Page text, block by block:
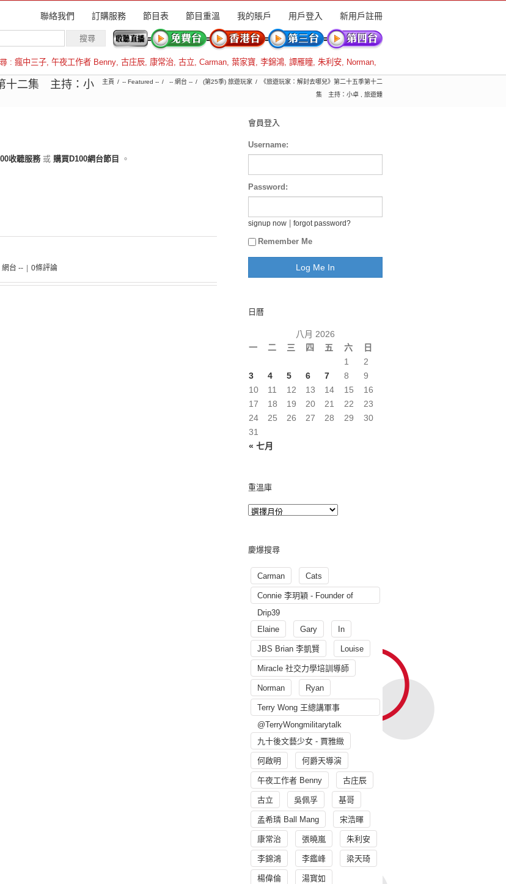
聯絡我們 訂購服務 節目表 節目重溫 我的賬戶 用戶登入 新用戶註冊
: 瘋中三子, 午夜工作者 Benny, 古庄辰, 康常治, 古立, Carman, 葉家寶, 李錦鴻, 譚雁瞳, 朱利安, Norman,
十二集 主持：小
主頁 -- Featured -- -- 網台 -- (第25季) 旅遊玩家
《旅遊玩家：解封去哪兒》第二十五季第十二
集 主持：小卓 , 旅遊鍾
收聽服務 或 購買D100網台節目 。
網台 -- 0條評論
會員登入
Username:
Password:
signup now forgot password?
Remember Me
日曆
八月 2026
一
二 三 四 五 六 日
« 七月
1
2
3
4 5 6 7 8
9
10
11 12 13 14 15
16
17
18 19 20 21 22
23
24
25 26 27 28 29
30
31
重溫庫
慶爆搜尋
Carman Cats
Connie 李玥穎 - Founder of
Drip39
Elaine
Gary In
JBS Brian 李凱賢 Louise
Miracle 社交力學培訓導師
Norman Ryan
Terry Wong 王總講軍事
@TerryWongmilitarytalk
九十後文藝少女 - 賈雅緻
何啟明 何爵天導演
午夜工作者 Benny 古庄辰
古立 吳佩孚 基哥
孟希璘 Ball Mang 宋浩暉
康常治 張曉嵐 朱利安
李錦鴻 李鑑峰 梁天琦
楊偉倫 湯寳如